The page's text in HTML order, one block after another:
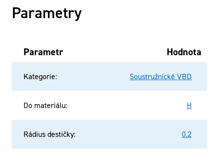
Parametry
Parametr Hodnota
Kategorie: Soustružnické VBD
Do materiálu: H
Rádius destičky: 0.2